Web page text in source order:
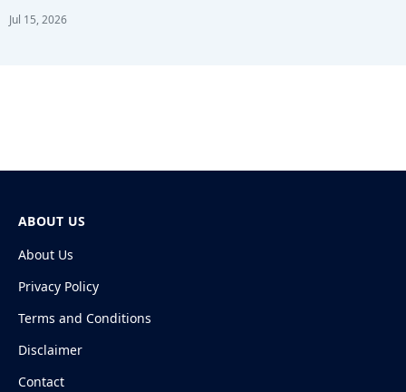
Jul 15, 2026
ABOUT US
About Us
Privacy Policy
Terms and Conditions
Disclaimer
Contact